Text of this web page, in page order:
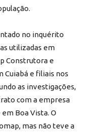
no inquérito
utilizadas em
Construtora e
Cuiabá e filiais nos
as investigações,
com a empresa
Boa Vista. O
mas não teve a